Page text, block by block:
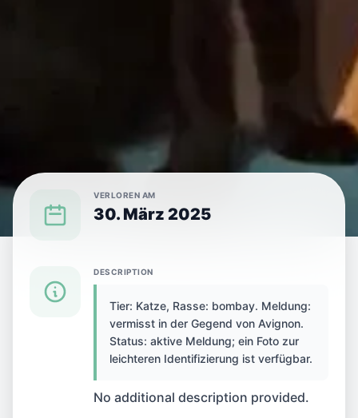
{SPECIES} IN {CITY} VERLOREN
Katze in Avignon,
Frankreich verloren
VERLOREN AM
30. März 2025
DESCRIPTION
Tier: Katze, Rasse: bombay. Meldung:
vermisst in der Gegend von Avignon.
Status: aktive Meldung; ein Foto zur
leichteren Identifizierung ist verfügbar.
No additional description provided.